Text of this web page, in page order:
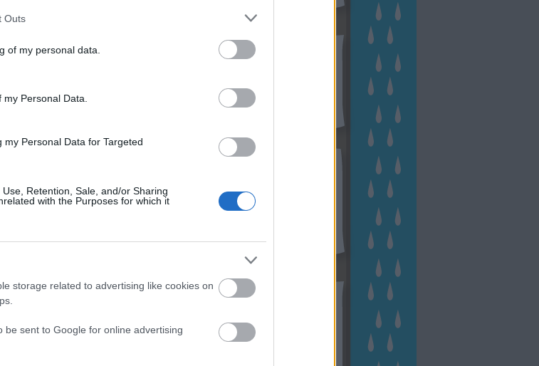
Outs
of my personal data.
Personal Data.
Personal Data for Targeted
Retention, Sale, and/or Sharing
with the Purposes for which it
storage related to advertising like cookies on
be sent to Google for online advertising
Keresés
Kertészete
Hírlevél feliratkozás
Youtube csatornám
Archívum
2022 október
2022 szeptember
2022 augusztus